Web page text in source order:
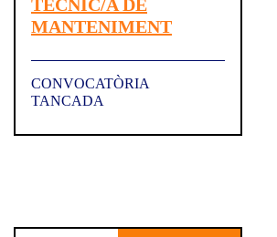
TÈCNIC/A DE
MANTENIMENT
CONVOCATÒRIA
TANCADA